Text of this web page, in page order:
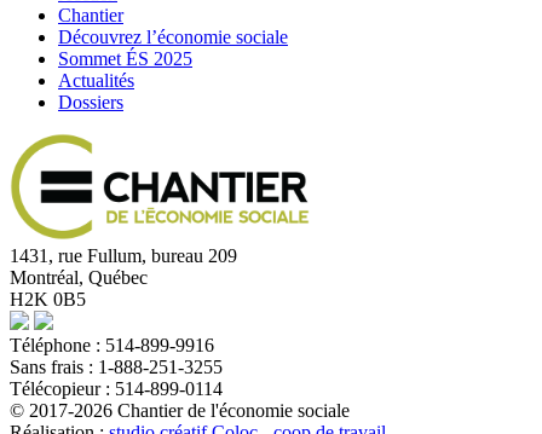
Chantier
Découvrez l’économie sociale
Sommet ÉS 2025
Actualités
Dossiers
1431, rue Fullum, bureau 209
Montréal, Québec
H2K 0B5
Téléphone : 514-899-9916
Sans frais : 1-888-251-3255
Télécopieur : 514-899-0114
© 2017-2026 Chantier de l'économie sociale